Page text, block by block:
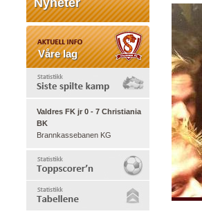
Nyheter
Våre lag
Valdres FK jr 0 - 7 Christiania
BK
Brannkassebanen KG